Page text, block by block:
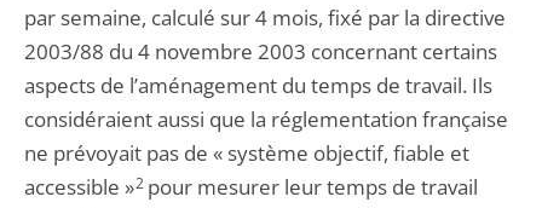
par semaine, calculé sur 4 mois, fixé par la directive
2003/88 du 4 novembre 2003 concernant certains
aspects de l’aménagement du temps de travail. Ils
considéraient aussi que la réglementation française
ne prévoyait pas de « système objectif, fiable et
accessible »2pour mesurer leur temps de travail